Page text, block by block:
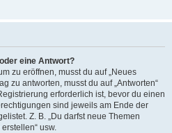
eine Antwort?
zu eröffnen, musst du auf „Neues
zu antworten, musst du auf „Antworten“
erforderlich ist, bevor du einen
sind jeweils am Ende der
Z. B. „Du darfst neue Themen
usw.